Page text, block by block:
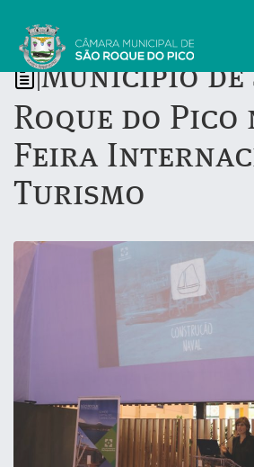
Município de
Roque do Pico
Feira
Turismo